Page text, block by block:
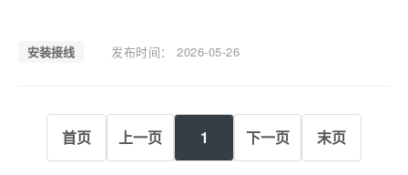
作原理三线制通过“对称电阻补偿”实现误差抵消：
安装接线 发布时间： 2026-05-26
首页 上一页 1 下一页 末页